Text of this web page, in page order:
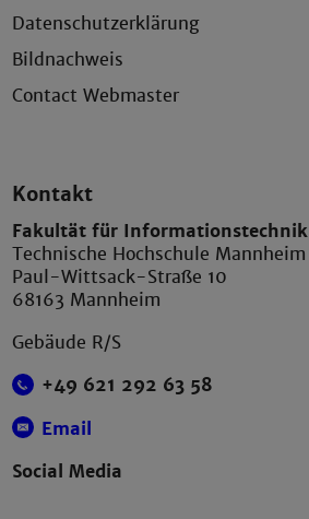
Datenschutzerklärung
Bildnachweis
Contact Webmaster
Kontakt
Fakultät für Informationstechnik
Technische Hochschule Mannheim
Paul-Wittsack-Straße 10
68163 Mannheim
Gebäude R/S
+49 621 292 63 58
Email
Social Media